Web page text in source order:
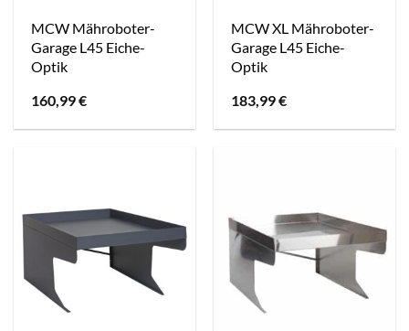
MCW Mähroboter-
Garage L45 Eiche-
Optik
160,99€
MCW XL Mähroboter-
Garage L45 Eiche-
Optik
183,99€